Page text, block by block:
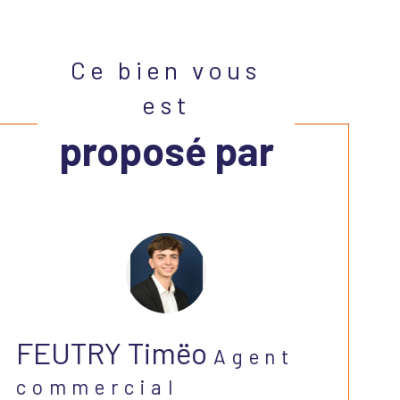
Ce bien vous
est
proposé par
FEUTRY Timëo Agent
commercial